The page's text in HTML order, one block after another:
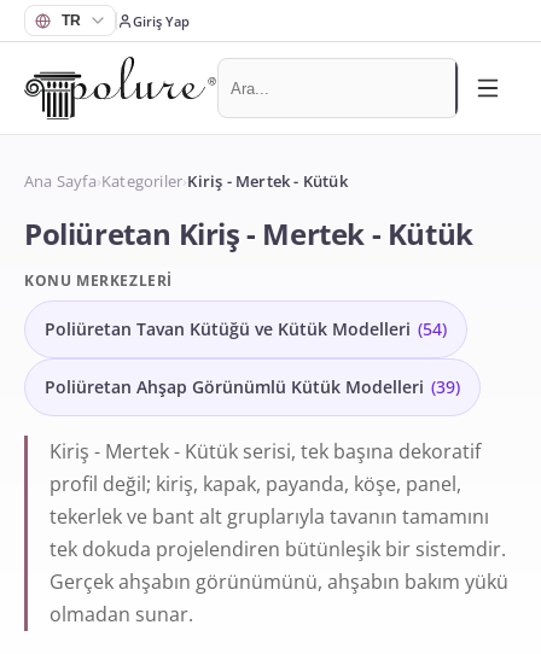
Giriş Yap
Ana Sayfa›Kategoriler›Kiriş - Mertek - Kütük
Poliüretan Kiriş - Mertek - Kütük
KONU MERKEZLERI
Poliüretan Tavan Kütüğü ve Kütük Modelleri (54)
Poliüretan Ahşap Görünümlü Kütük Modelleri (39)
Kiriş - Mertek - Kütük serisi, tek başına dekoratif
profil değil; kiriş, kapak, payanda, köşe, panel,
tekerlek ve bant alt gruplarıyla tavanın tamamını
tek dokuda projelendiren bütünleşik bir sistemdir.
Gerçek ahşabın görünümünü, ahşabın bakım yükü
olmadan sunar.